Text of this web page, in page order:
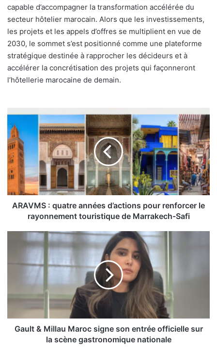
capable d’accompagner la transformation accélérée du
secteur hôtelier marocain. Alors que les investissements,
les projets et les appels d’offres se multiplient en vue de
2030, le sommet s’est positionné comme une plateforme
stratégique destinée à rapprocher les décideurs et à
accélérer la concrétisation des projets qui façonneront
l’hôtellerie marocaine de demain.
quatre
années
d’actions
pour
renforcer
le
rayonnement
touristique
ARAVMS : quatre années d’actions pour renforcer le
rayonnement touristique de Marrakech-Safi
Maroc
sur
Gault & Millau Maroc signe son entrée officielle sur
la scène gastronomique nationale